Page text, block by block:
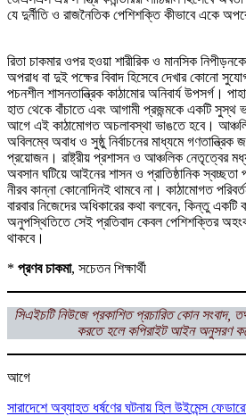
যে দুর্নীতি ও রাজনৈতিক পেশিশক্তি কীভাবে একে
রিতা চাকমার ওপর হওয়া শারীরিক ও মানসিক
অপরাধ বা দুই পক্ষের বিবাদ হিসেবে দেখার কোনো
পচনশীল শাসনতান্ত্রিক কাঠামোর অনিবার্য উপসর্গ।
হাত থেকে বাঁচাতে এবং আগামী প্রজন্মকে একটি সুস্থ
আগে এই কাঠামোগত অচলাবস্থা ভাঙতে হবে।
অবিলম্বে অবাধ ও সুষ্ঠু নির্বাচনের মাধ্যমে গণতান্ত্রিক
প্রয়োজন। রাষ্ট্রীয় প্রশাসন ও আঞ্চলিক নেতৃত্বের
অবসান ঘটিয়ে আইনের শাসন ও প্রাতিষ্ঠানিক স্বচ্ছতা
নীরব কান্না কোনোদিনই থামবে না। কাঠামোগত
বারবার নিজেদের অধিকারের কথা বলবেন, কিন্তু একটি
অনুপস্থিতিতে সেই প্রতিবাদ কেবল পেশিশক্তির
থাকবে।
* প্রণব চাকমা, সচেতন শিক্ষার্থী
সিএইচটি নিউজে প্রকাশিত প্রচারিত কোন সংবাদ,
করতে হলে কপিরাইট আইন অনুসরণ
আগে
সারাদেশে অব্যাহত ধর্ষণের ঘটনায় হিল উইমেন্স